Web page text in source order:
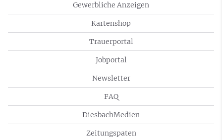
Gewerbliche Anzeigen
Kartenshop
Trauerportal
Jobportal
Newsletter
FAQ
DiesbachMedien
Zeitungspaten